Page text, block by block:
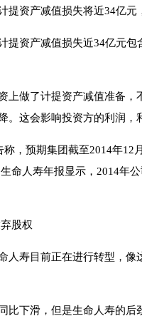
提资产减值损失将近34亿元
提资产减值损失近34亿元
上做了计提资产减值准备
。这会影响投资方的利润，
，预期集团截至2014年12
命人寿年报显示，2014年
股权
人寿目前正在进行转型，
比下滑，但是生命人寿的